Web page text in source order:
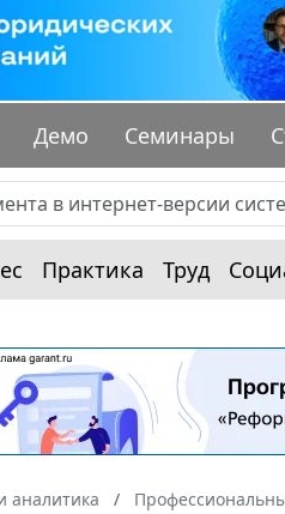
Демо Семинары
Практика Труд
аналитика